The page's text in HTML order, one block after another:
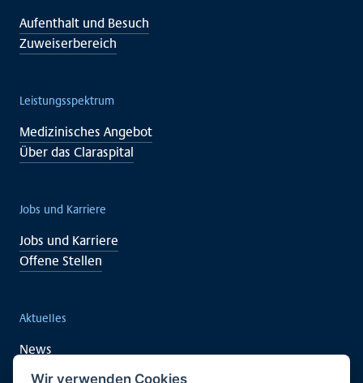
Aufenthalt und Besuch
Zuweiserbereich
Leistungsspektrum
Medizinisches Angebot
Über das Claraspital
Jobs und Karriere
Jobs und Karriere
Offene Stellen
Aktuelles
News
Veranstaltungen
Wir verwenden Cookies